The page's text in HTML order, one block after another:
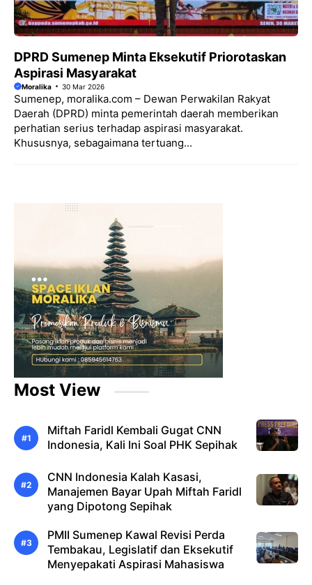
DPRD Sumenep Minta Eksekutif Priorotaskan
Aspirasi Masyarakat
Moralika 30 Mar 2026
Sumenep, moralika.com – Dewan Perwakilan Rakyat
Daerah (DPRD) minta pemerintah daerah memberikan
perhatian serius terhadap aspirasi masyarakat.
Khususnya, sebagaimana tertuang...
Most View
Miftah Faridl Kembali Gugat CNN
Indonesia, Kali Ini Soal PHK Sepihak
CNN Indonesia Kalah Kasasi,
Manajemen Bayar Upah Miftah Faridl
yang Dipotong Sepihak
PMII Sumenep Kawal Revisi Perda
Tembakau, Legislatif dan Eksekutif
Menyepakati Aspirasi Mahasiswa